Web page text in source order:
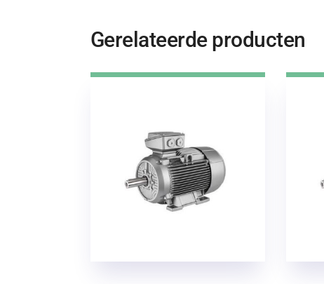
Gerelateerde producten